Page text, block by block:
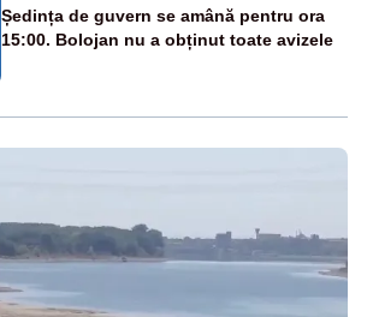
Ședința de guvern se amână pentru ora
15:00. Bolojan nu a obținut toate avizele